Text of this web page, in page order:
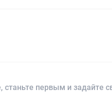
первым и задайте